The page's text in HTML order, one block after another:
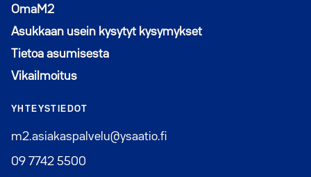
OmaM2Avautuu uuteen ikkunaan
Asukkaan usein kysytyt kysymykset
Tietoa asumisesta
Vikailmoitus
YHTEYSTIEDOT
m2.asiakaspalvelu@ysaatio.fi
09 7742 5500